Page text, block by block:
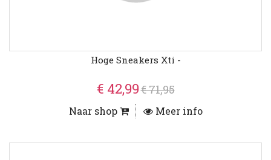
Hoge Sneakers Xti -
€ 42,99€ 71,95
Naar shop Meer info